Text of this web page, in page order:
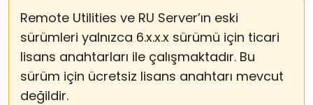
Remote Utilities ve RU Server’ın eski
sürümleri yalnızca 6.x.x.x sürümü için ticari
lisans anahtarları ile çalışmaktadır. Bu
sürüm için ücretsiz lisans anahtarı mevcut
değildir.
Sürüm Notları
Bağlantı Modları
Gözetsiz Erişim
Eğitim ve Devlet
Bilişim Teknolojisi
iOS/Android